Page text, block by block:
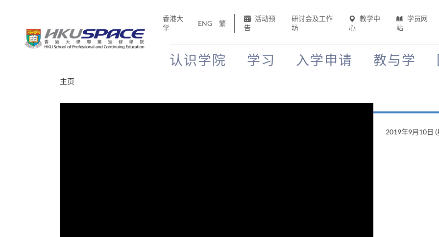
香港大
学
ENG 繁
活动预
告
研讨会及工作
坊
教学中
心
学员网
站
认识学院 学习 入学申请 教与学
主页
2019年8月22日 (